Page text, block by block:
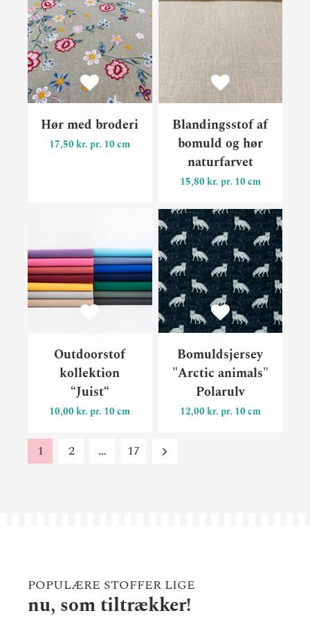
Hør med broderi
17,50 kr. pr. 10 cm
Blandingsstof af
bomuld og hør
naturfarvet
15,80 kr. pr. 10 cm
Outdoorstof
kollektion
“Juist“
10,00 kr. pr. 10 cm
Outdoorstof kollektion
Bomuldsjersey
"Arctic animals"
Polarulv
12,00 kr. pr. 10 cm
1 2 … 17
POPULÆRE STOFFER LIGE
nu, som tiltrækker!